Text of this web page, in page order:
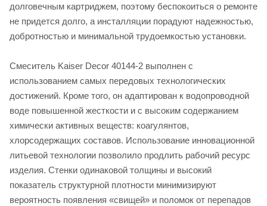
долговечным картриджем, поэтому беспокоиться о ремонте
не придется долго, а инсталляции порадуют надежностью,
добротностью и минимальной трудоемкостью установки.
Смеситель Kaiser Decor 40144-2 выполнен с
использованием самых передовых технологических
достижений. Кроме того, он адаптирован к водопроводной
воде повышенной жесткости и с высоким содержанием
химически активных веществ: коагулянтов,
хлорсодержащих составов. Использование инновационной
литьевой технологии позволило продлить рабочий ресурс
изделия. Стенки одинаковой толщины и высокий
показатель структурной плотности минимизируют
вероятность появления «свищей» и поломок от перепадов